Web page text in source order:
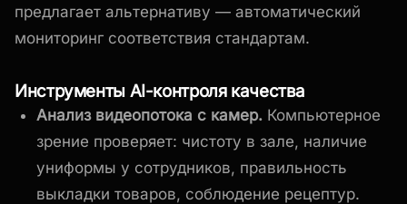
предлагает альтернативу — автоматический
мониторинг соответствия стандартам.
Инструменты AI-контроля качества
Анализ видеопотока с камер. Компьютерное
зрение проверяет: чистоту в зале, наличие
униформы у сотрудников, правильность
выкладки товаров, соблюдение рецептур.